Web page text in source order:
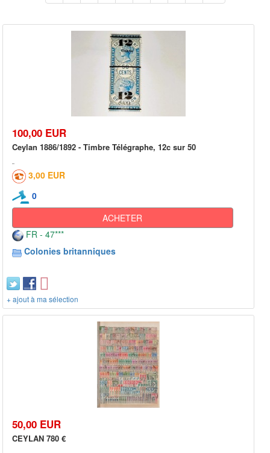
100,00 EUR
Ceylan 1886/1892 - Timbre Télégraphe, 12c sur 50
3,00 EUR
0
ACHETER
FR - 47***
Colonies britanniques
+ ajout à ma sélection
50,00 EUR
CEYLAN 780 €